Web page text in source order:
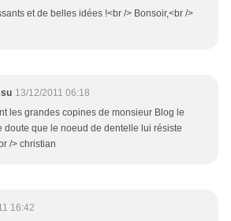
et de belles idées !<br /> Bonsoir,<br />
13/12/2011 06:18
les grandes copines de monsieur Blog le
doute que le noeud de dentelle lui résiste
/> christian
16:42